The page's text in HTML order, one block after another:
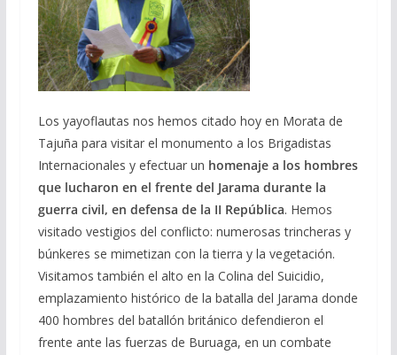
Los yayoflautas nos hemos citado hoy en Morata de
Tajuña para visitar el monumento a los Brigadistas
Internacionales y efectuar un homenaje a los hombres
que lucharon en el frente del Jarama durante la
guerra civil, en defensa de la II República. Hemos
visitado vestigios del conflicto: numerosas trincheras y
búnkeres se mimetizan con la tierra y la vegetación.
Visitamos también el alto en la Colina del Suicidio,
emplazamiento histórico de la batalla del Jarama donde
400 hombres del batallón británico defendieron el
frente ante las fuerzas de Buruaga, en un combate